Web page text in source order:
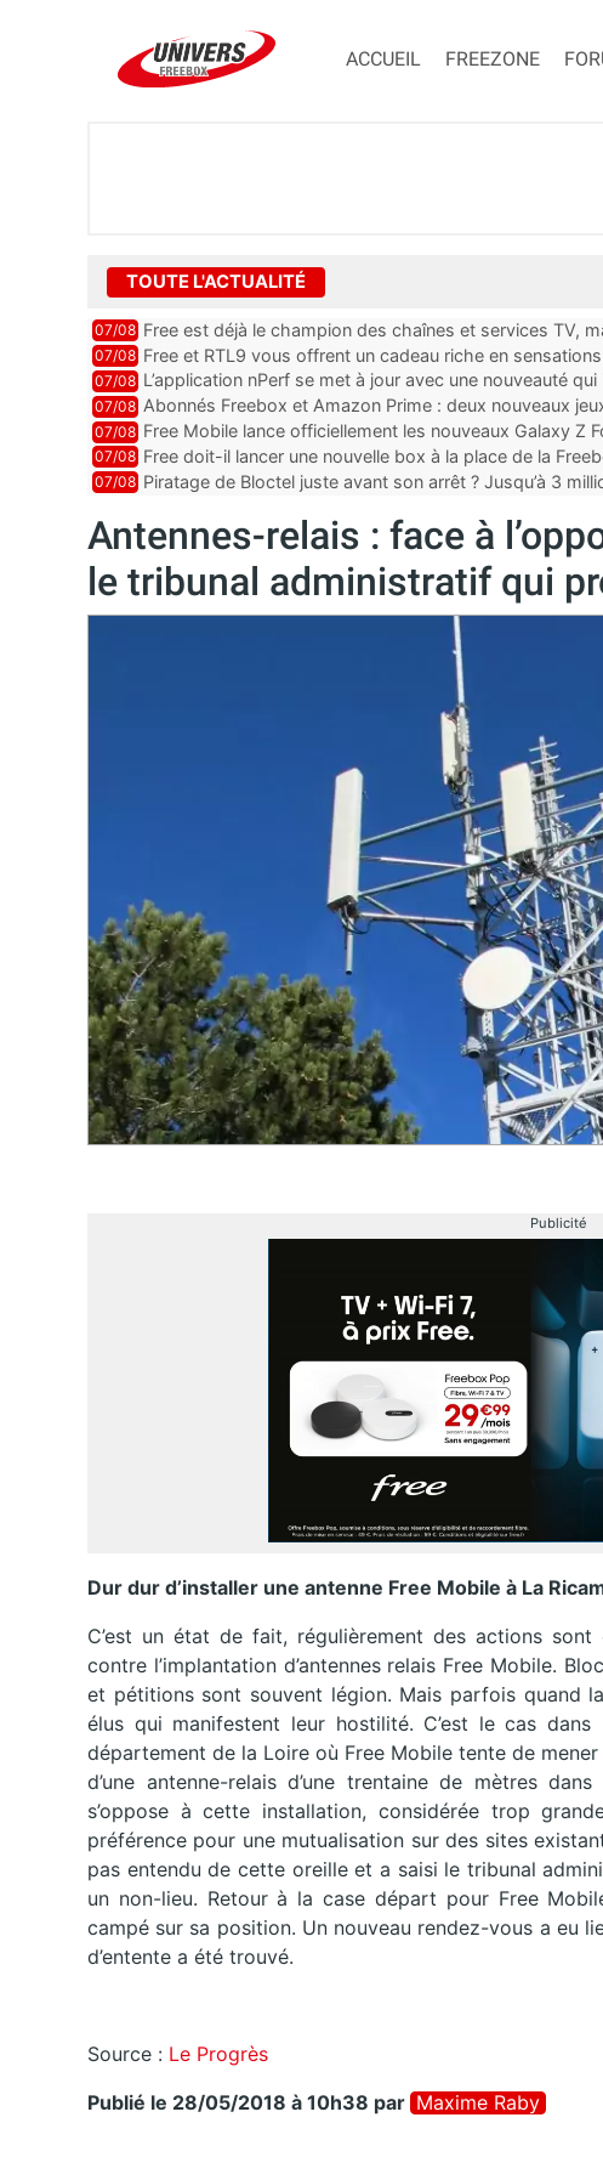
ACCUEIL FREEZONE
TOUTE L'ACTUALITÉ
07/08 Free est déjà le champion des chaînes et services TV,
encore au moin...
07/08 Free et RTL9 vous offrent un cadeau riche en
l’obtenir
07/08 L’application nPerf se met à jour avec une nouveauté
Mobile, Orange, SFR ...
07/08 Abonnés Freebox et Amazon Prime : deux nouveaux
07/08 Free Mobile lance officiellement les nouveaux Galaxy Z
des promos et des cadeaux
07/08 Free doit-il lancer une nouvelle box à la place de la
07/08 Piratage de Bloctel juste avant son arrêt ? Jusqu’à 3
Antennes-relais : face à
le tribunal administratif qui
Publicité
Dur dur d’installer une antenne Free Mobile à La
C’est un état de fait, régulièrement des actions
contre l’implantation d’antennes relais Free Mobile.
et pétitions sont souvent légion. Mais parfois quand
élus qui manifestent leur hostilité. C’est le cas
département de la Loire où Free Mobile tente de
d’une antenne-relais d’une trentaine de mètres
s’oppose à cette installation, considérée trop
préférence pour une mutualisation sur des sites
pas entendu de cette oreille et a saisi le tribunal
un non-lieu. Retour à la case départ pour Free
campé sur sa position. Un nouveau rendez-vous a eu
d’entente a été trouvé.
Source : Le Progrès
Publié le 28/05/2018 à 10h38 par Maxime Raby